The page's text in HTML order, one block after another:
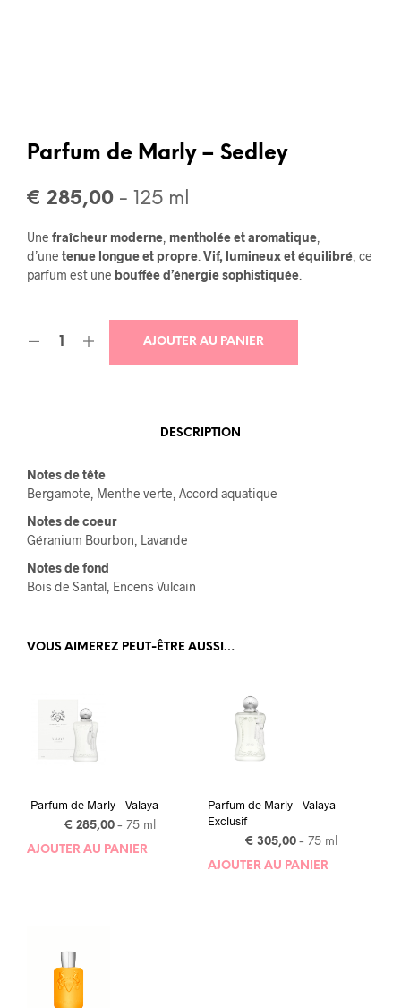
Parfum de Marly – Sedley
€ 285,00 - 125 ml
Une fraîcheur moderne mentholée et aromatique
d’une tenue longue et propre Vif, lumineux et équilibré , ce
parfum est une bouffée d’énergie sophistiquée
AJOUTER AU PANIER
DESCRIPTION
Notes de tête
Bergamote, Menthe verte, Accord aquatique
Notes de coeur
Géranium Bourbon, Lavande
Notes de fond
Bois de Santal, Encens Vulcain
VOUS AIMEREZ PEUT-ÊTRE AUSSI…
Parfum de Marly – Valaya
€ 285,00 - 75 ml
AJOUTER AU PANIER
Parfum de Marly – Valaya
Exclusif
€ 305,00 - 75 ml
AJOUTER AU PANIER